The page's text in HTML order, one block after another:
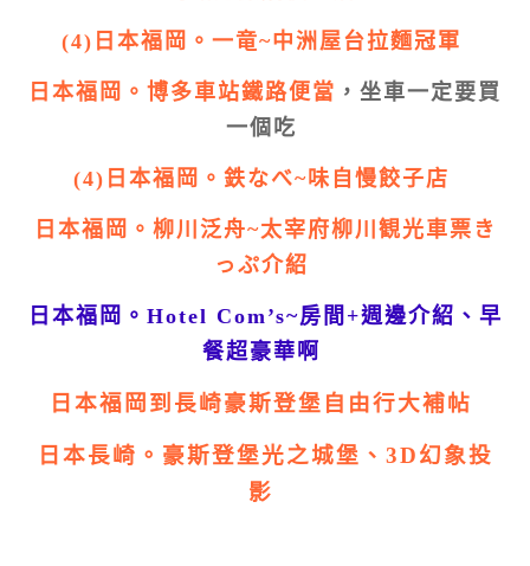
(4)日本福岡。一竜~中洲屋台拉麵冠軍
日本福岡。博多車站鐵路便當 ，坐車一定要買
一個吃
(4)日本福岡。鉄なべ~味自慢餃子店
日本福岡。柳川泛舟~太宰府柳川観光車票き
っぷ介紹
日本福岡。Hotel Com’s~房間+週邊介紹、早
餐超豪華啊
日本福岡到長崎豪斯登堡自由行大補帖
日本長崎。豪斯登堡光之城堡、3D幻象投
影